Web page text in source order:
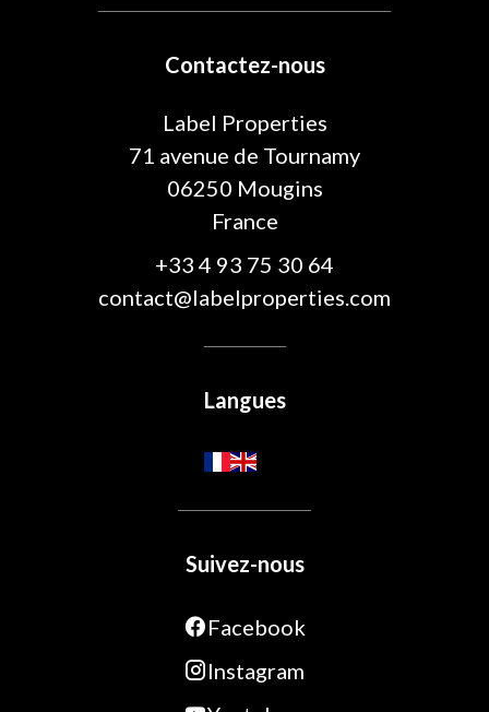
Contactez-nous
Label Properties
71 avenue de Tournamy
06250 Mougins
France
+33 4 93 75 30 64
contact@labelproperties.com
Langues
Suivez-nous
Facebook
Instagram